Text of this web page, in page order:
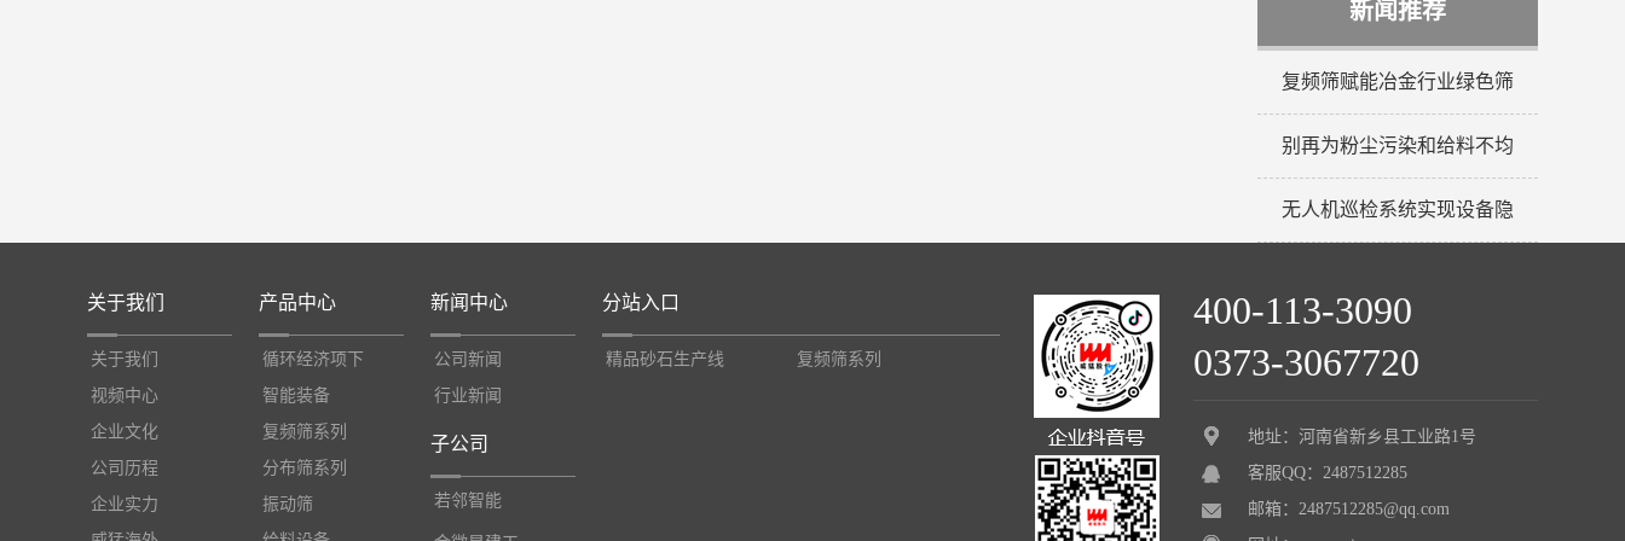
新闻推荐
复频筛赋能冶金行业绿色筛
别再为粉尘污染和给料不均
无人机巡检系统实现设备隐
关于我们
关于我们
视频中心
企业文化
公司历程
企业实力
产品中心
循环经济项下
智能装备
复频筛系列
分布筛系列
振动筛
新闻中心
公司新闻
行业新闻
子公司
若邻智能
分站入口
精品砂石生产线 复频筛系列
400-113-3090
0373-3067720
地址：河南省新乡县工业路1号
客服QQ：2487512285
邮箱：2487512285@qq.com